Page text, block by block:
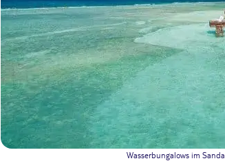
Wasserbungalows im